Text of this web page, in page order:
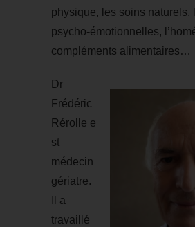
physique, les soins naturels,
psycho-émotionnelles,
compléments alimentaires…
Dr
Frédéric
Rérolle e
st
médecin
gériatre.
Il a
travaillé